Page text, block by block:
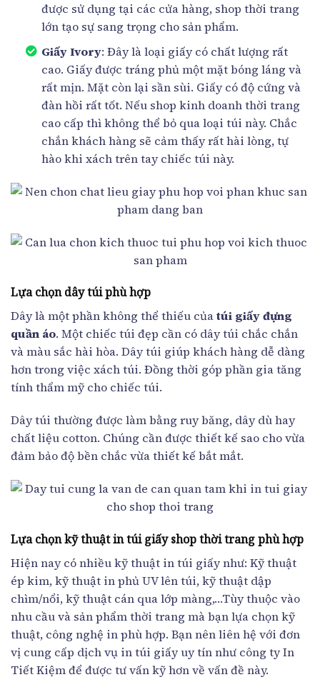
được sử dụng tại các cửa hàng, shop thời trang
lớn tạo sự sang trọng cho sản phẩm.
Giấy Ivory: Đây là loại giấy có chất lượng rất
cao. Giấy được tráng phủ một mặt bóng láng và
rất mịn. Mặt còn lại sần sùi. Giấy có độ cứng và
đàn hồi rất tốt. Nếu shop kinh doanh thời trang
cao cấp thì không thể bỏ qua loại túi này. Chắc
chắn khách hàng sẽ cảm thấy rất hài lòng, tự
hào khi xách trên tay chiếc túi này.
Lựa chọn dây túi phù hợp
Dây là một phần không thể thiếu củatúi giấy đựng
quần áo. Một chiếc túi đẹp cần có dây túi chắc chắn
và màu sắc hài hòa. Dây túi giúp khách hàng dễ dàng
hơn trong việc xách túi. Đồng thời góp phần gia tăng
tính thẩm mỹ cho chiếc túi.
Dây túi thường được làm bằng ruy băng, dây dù hay
chất liệu cotton. Chúng cần được thiết kế sao cho vừa
đảm bảo độ bền chắc vừa thiết kế bắt mắt.
Lựa chọn kỹ thuật in túi giấy shop thời trang phù hợp
Hiện nay có nhiều kỹ thuật in túi giấy như: Kỹ thuật
ép kim, kỹ thuật in phủ UV lên túi, kỹ thuật dập
chìm/nổi, kỹ thuật cán qua lớp màng,…Tùy thuộc vào
nhu cầu và sản phẩm thời trang mà bạn lựa chọn kỹ
thuật, công nghệ in phù hợp. Bạn nên liên hệ với đơn
vị cung cấp dịch vụ in túi giấy uy tín như công ty In
Tiết Kiệm để được tư vấn kỹ hơn về vấn đề này.